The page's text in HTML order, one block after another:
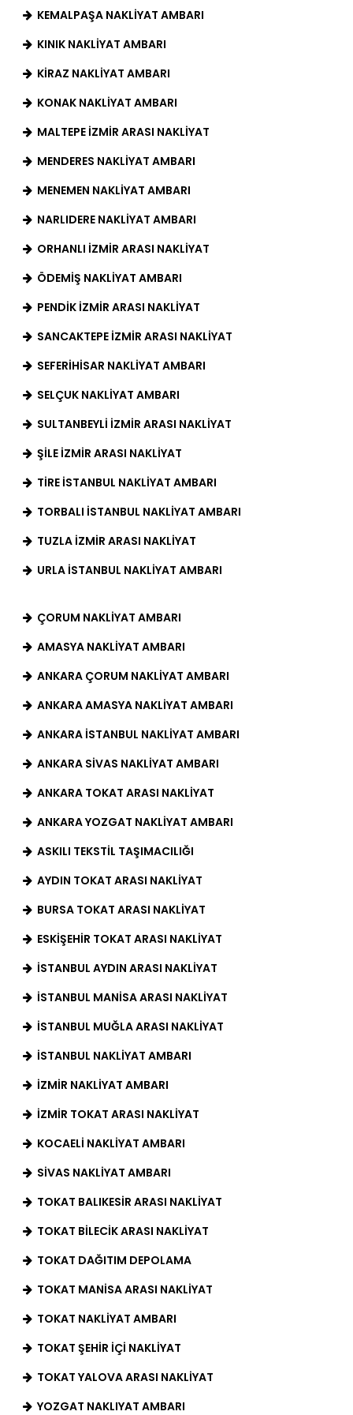
KEMALPAŞA NAKLIYAT AMBARI
KINIK NAKLIYAT AMBARI
KIRAZ NAKLIYAT AMBARI
KONAK NAKLIYAT AMBARI
MALTEPE İZMIR ARASI NAKLIYAT
MENDERES NAKLIYAT AMBARI
MENEMEN NAKLIYAT AMBARI
NARLIDERE NAKLIYAT AMBARI
ORHANLI İZMIR ARASI NAKLIYAT
ÖDEMIŞ NAKLIYAT AMBARI
PENDIK İZMIR ARASI NAKLIYAT
SANCAKTEPE İZMIR ARASI NAKLIYAT
SEFERIHISAR NAKLIYAT AMBARI
SELÇUK NAKLIYAT AMBARI
SULTANBEYLI İZMIR ARASI NAKLIYAT
ŞILE İZMIR ARASI NAKLIYAT
TIRE İSTANBUL NAKLIYAT AMBARI
TORBALI İSTANBUL NAKLIYAT AMBARI
TUZLA İZMIR ARASI NAKLIYAT
URLA İSTANBUL NAKLIYAT AMBARI
ÇORUM NAKLIYAT AMBARI
AMASYA NAKLIYAT AMBARI
ANKARA ÇORUM NAKLIYAT AMBARI
ANKARA AMASYA NAKLIYAT AMBARI
ANKARA İSTANBUL NAKLIYAT AMBARI
ANKARA SIVAS NAKLIYAT AMBARI
ANKARA TOKAT ARASI NAKLIYAT
ANKARA YOZGAT NAKLIYAT AMBARI
ASKILI TEKSTIL TAŞIMACILIĞI
AYDIN TOKAT ARASI NAKLIYAT
BURSA TOKAT ARASI NAKLIYAT
ESKIŞEHIR TOKAT ARASI NAKLIYAT
İSTANBUL AYDIN ARASI NAKLIYAT
İSTANBUL MANISA ARASI NAKLIYAT
İSTANBUL MUĞLA ARASI NAKLIYAT
İSTANBUL NAKLIYAT AMBARI
IZMIR NAKLIYAT AMBARI
İZMIR TOKAT ARASI NAKLIYAT
KOCAELI NAKLIYAT AMBARI
SIVAS NAKLIYAT AMBARI
TOKAT BALIKESIR ARASI NAKLIYAT
TOKAT BILECIK ARASI NAKLIYAT
TOKAT DAĞITIM DEPOLAMA
TOKAT MANISA ARASI NAKLIYAT
TOKAT NAKLIYAT AMBARI
TOKAT ŞEHIR İÇI NAKLIYAT
TOKAT YALOVA ARASI NAKLIYAT
YOZGAT NAKLIYAT AMBARI